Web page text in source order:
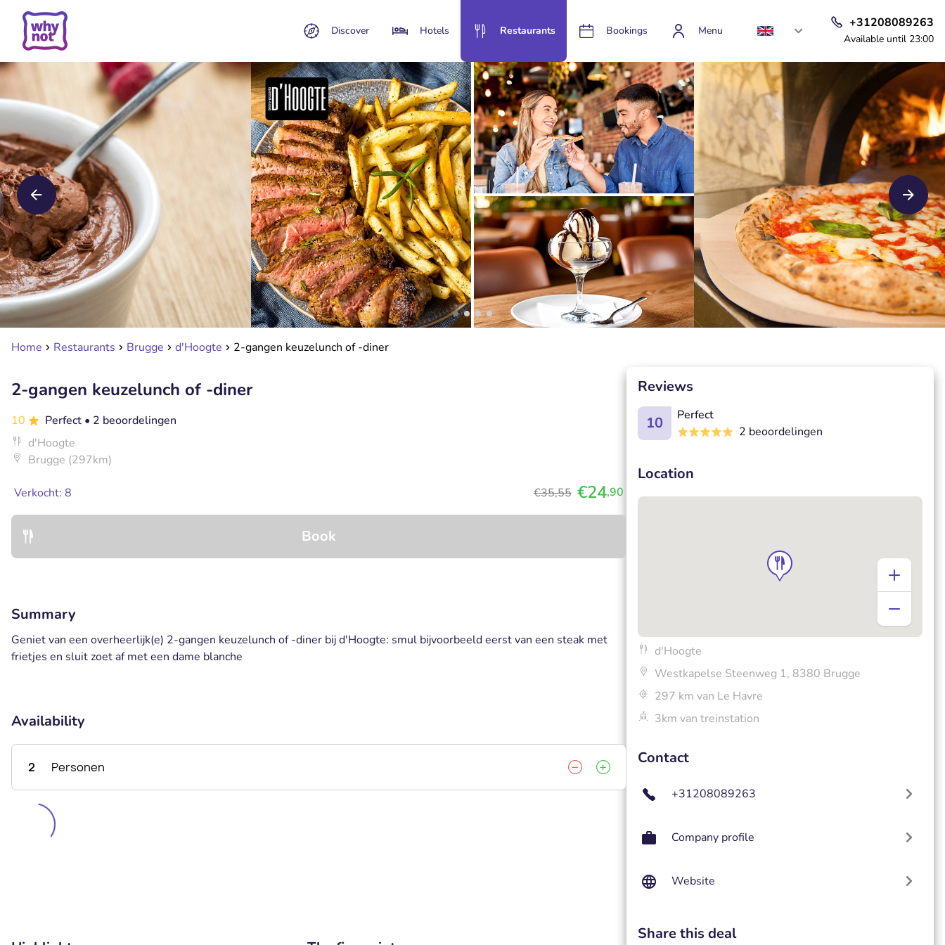
Discover Hotels Restaurants Bookings Menu
+31208089263
Available until 23:00
Home Restaurants Brugge d'Hoogte 2-gangen keuzelunch of -diner
2-gangen keuzelunch of -diner
10 Perfect • 2 beoordelingen
d'Hoogte
Brugge (297km)
Verkocht: 8 €35,55 €24,90
Book
Summary
Geniet van een overheerlijk(e) 2-gangen keuzelunch of -diner bij d'Hoogte: smul bijvoorbeeld eerst van een steak met
frietjes en sluit zoet af met een dame blanche
Availability
2 Personen
Reviews
10
Perfect
2 beoordelingen
Location
d'Hoogte
Westkapelse Steenweg 1, 8380 Brugge
297 km van Le Havre
3km van treinstation
Contact
+31208089263
Company profile
Website
Share this deal